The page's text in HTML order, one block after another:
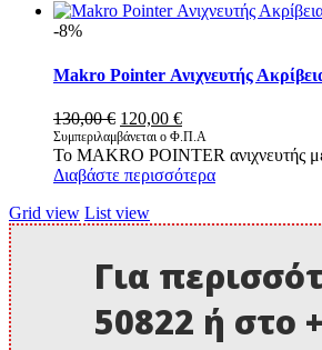
-8%
Makro Pointer Ανιχνευτής
130,00€ Original
price
was:
130,00 €.
120,00 €Η
τρέχουσα
τιμή
είναι:
Συμπεριλαμβάνεται ο Φ.Π.Α
Το MAKRO POINTER ανιχνευτής
Διαβάστε περισσότερα
Grid view List view
Για
50822 ή στο